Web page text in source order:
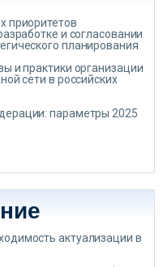
приоритетов
и согласовании
планирования
и практики организации
сети в российских
параметры 2025
актуализации в